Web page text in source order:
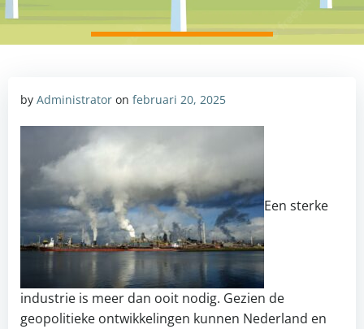
by Administrator on februari 20, 2025
Een sterke
industrie is meer dan ooit nodig. Gezien de
geopolitieke ontwikkelingen kunnen Nederland en